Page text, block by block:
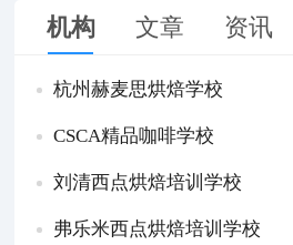
机构 文章 资讯
杭州赫麦思烘焙学校
CSCA精品咖啡学校
刘清西点烘焙培训学校
弗乐米西点烘焙培训学校